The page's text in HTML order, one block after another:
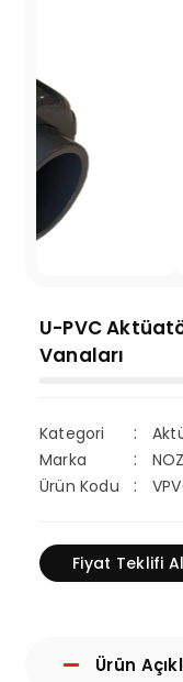
U-PVC
Vanaları
Kategori
Marka
Ürün Kodu
Fiyat Teklifi Al
Ürün